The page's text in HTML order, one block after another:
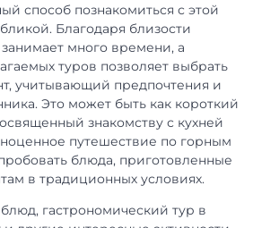
способ познакомиться с этой
Благодаря близости
много времени, а
туров позволяет выбрать
учитывающий предпочтения и
Это может быть как короткий
знакомству с кухней
путешествие по горным
блюда, приготовленные
в традиционных условиях.
гастрономический тур в